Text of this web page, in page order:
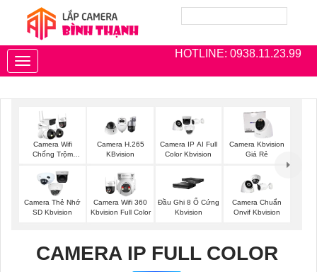
HOTLINE: 0938.11.23.99
Toggle
navigation
Camera Wifi
Chống Trộm
Camera H.265
KBvision
Camera IP AI Full
Color Kbvision
Camera Kbvision
Giá Rẻ
Camera Thẻ Nhớ
SD Kbvision
Camera Wifi 360
Kbvision Full Color
Đầu Ghi 8 Ổ Cứng
Kbvision
Camera Chuẩn
Onvif Kbvision
CAMERA IP FULL COLOR